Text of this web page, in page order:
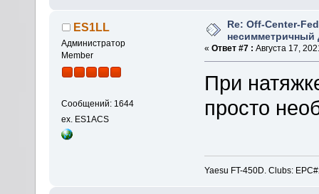
ES1LL
Администратор
Member
Сообщений: 1644
ex. ES1ACS
Re: Off-Center-
несимметричный
« Ответ #7 : Августа 17,
При
просто
Yaesu FT-450D. Clubs: